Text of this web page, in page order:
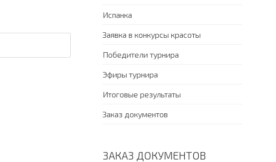
Испанка
Заявка в конкурсы красоты
Победители турнира
Эфиры турнира
Итоговые результаты
Заказ документов
ЗАКАЗ ДОКУМЕНТОВ